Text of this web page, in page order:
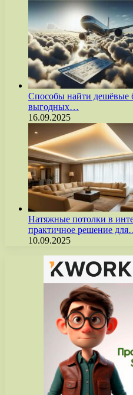
Способы найти дешёвые
выгодных…
16.09.2025
Натяжные потолки в
практичное решение
10.09.2025